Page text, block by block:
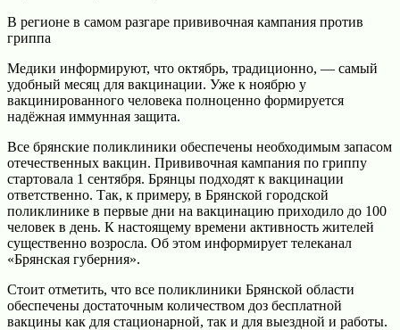
В регионе в самом разгаре прививочная кампания против
гриппа
Медики информируют, что октябрь, традиционно, — самый
удобный месяц для вакцинации. Уже к ноябрю у
вакцинированного человека полноценно формируется
надёжная иммунная защита.
Все брянские поликлиники обеспечены необходимым запасом
отечественных вакцин. Прививочная кампания по гриппу
стартовала 1 сентября. Брянцы подходят к вакцинации
ответственно. Так, к примеру, в Брянской городской
поликлинике в первые дни на вакцинацию приходило до 100
человек в день. К настоящему времени активность жителей
существенно возросла. Об этом информирует телеканал
«Брянская губерния».
Стоит отметить, что все поликлиники Брянской области
обеспечены достаточным количеством доз бесплатной
вакцины как для стационарной, так и для выездной и работы.